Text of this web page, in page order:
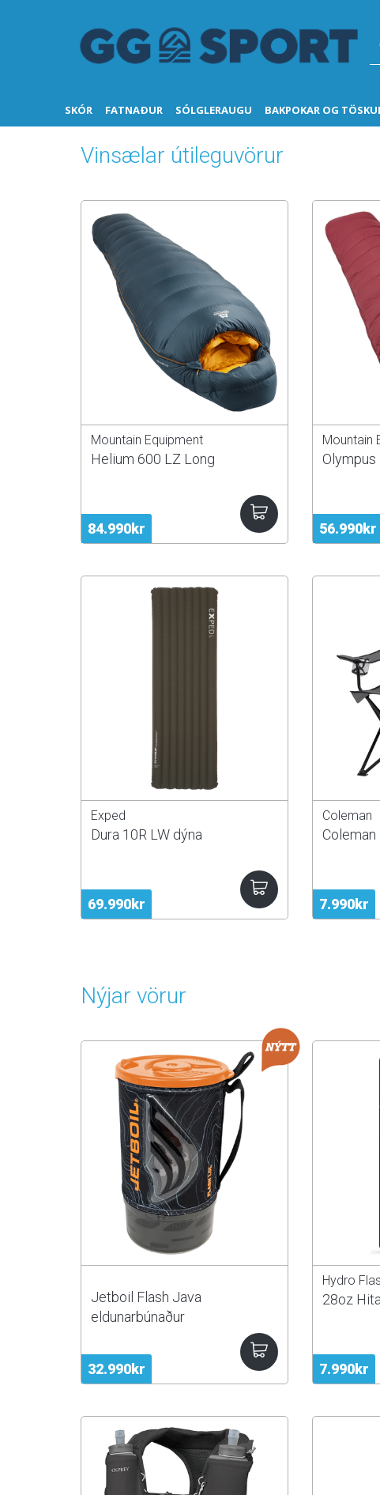
SKÓR FATNAÐUR SÓLGLERAUGU BAKPOKAR OG
Vinsælar útileguvörur
84.990kr
Mountain Equipment
Helium 600 LZ Long
56.990kr
Mountain
69.990kr
Exped
Dura 10R LW dýna
7.990kr
Coleman
Nýjar vörur
32.990kr
Jetboil Flash Java
eldunarbúnaður
7.990kr
Hydro
28oz